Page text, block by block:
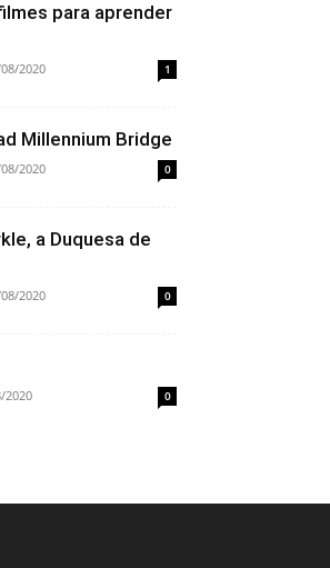
para aprender
2020 1
Millennium Bridge
2020 0
a Duquesa de
2020 0
2020 0